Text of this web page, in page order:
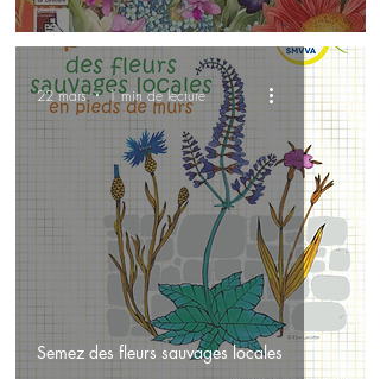
Semez des fleurs sauvages locales
22 mars 1 min de lecture